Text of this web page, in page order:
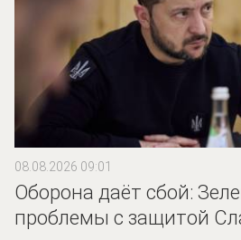
08.08.2026 09:01
Оборона даёт сбой:
проблемы с защитой